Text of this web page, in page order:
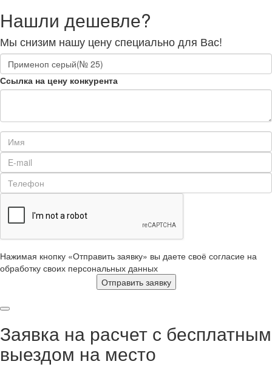
Нашли дешевле?
Мы снизим нашу цену специально для Вас!
Ссылка на цену конкурента
Нажимая кнопку «Отправить заявку» вы даете своё согласие на
обработку своих персональных данных
Отправить заявку
Заявка на расчет с бесплатным
выездом на место